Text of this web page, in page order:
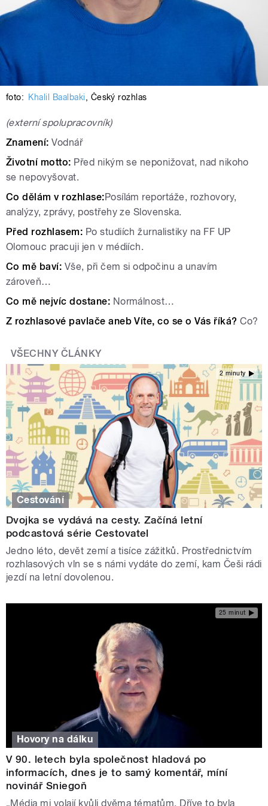
foto: Khalil Baalbaki, Český rozhlas
(externí spolupracovník)
Znamení: Vodnář
Životní motto: Před nikým se neponižovat, nad nikoho
se nepovyšovat.
Co dělám v rozhlase:Posílám reportáže, rozhovory,
analýzy, zprávy, postřehy ze Slovenska.
Před rozhlasem: Po studiích žurnalistiky na FF UP
Olomouc pracuji jen v médiích.
Co mě baví: Vše, při čem si odpočinu a unavím
zároveň…
Co mě nejvíc dostane: Normálnost…
Z rozhlasové pavlače aneb Víte, co se o Vás říká? Co?
VŠECHNY ČLÁNKY
2 minuty
Cestování
Dvojka se vydává na cesty. Začíná letní
podcastová série Cestovatel
Jedno léto, devět zemí a tisíce zážitků. Prostřednictvím
rozhlasových vln se s námi vydáte do zemí, kam Češi rádi
jezdí na letní dovolenou.
25 minut
Hovory na dálku
V 90. letech byla společnost hladová po
informacích, dnes je to samý komentář, míní
novinář Sniegoň
„Média mi volají kvůli dvěma tématům. Dříve to byla